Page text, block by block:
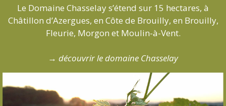
Le Domaine Chasselay s’étend sur 15 hectares, à
Châtillon d’Azergues, en Côte de Brouilly, en Brouilly,
Fleurie, Morgon et Moulin-à-Vent.
→ découvrir le domaine Chasselay